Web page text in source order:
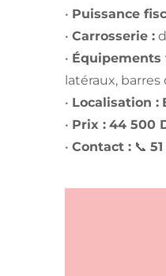
• Puissance
• Carrosserie :
• Équipements
latéraux,
• Localisation :
• Prix : 44 500
• Contact : 📞